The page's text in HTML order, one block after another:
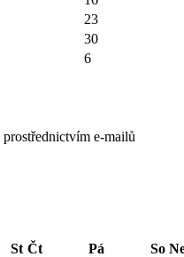
23
30
6
prostřednictvím e-mailů
St Čt Pá So